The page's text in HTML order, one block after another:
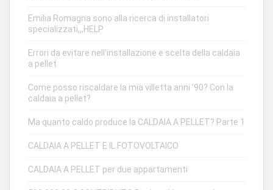
Emilia Romagna sono alla ricerca di installatori
specializzati,,,HELP
Errori da evitare nell’installazione e scelta della caldaia
a pellet
Come posso riscaldare la mia villetta anni ’90? Con la
caldaia a pellet?
Ma quanto caldo produce la CALDAIA A PELLET? Parte 1
CALDAIA A PELLET E IL FOTOVOLTAICO
CALDAIA A PELLET per due appartamenti